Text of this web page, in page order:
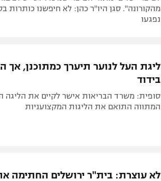
מהקורונה". סגן היו"ר כהן: לא חיפשנו כותרות
נפגעו
ליגת העל לנוער תיערך כמתוכנן, אך
בידוד
סופית: משרד הבריאות אישר לקיים את הליגה
המתווה התואם את הליגות המקצועניות
לא עוצרת: בית"ר ירושלים החתימה